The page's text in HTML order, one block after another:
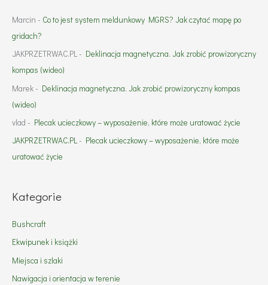
Marcin - Co to jest system meldunkowy MGRS? Jak czytać mapę po
gridach?
JAKPRZETRWAC.PL - Deklinacja magnetyczna. Jak zrobić prowizoryczny
kompas (wideo)
Marek - Deklinacja magnetyczna. Jak zrobić prowizoryczny kompas
(wideo)
vlad - Plecak ucieczkowy – wyposażenie, które może uratować życie
JAKPRZETRWAC.PL- Plecak ucieczkowy – wyposażenie, które może
uratować życie
Kategorie
Bushcraft
Ekwipunek i książki
Miejsca i szlaki
Nawigacja i orientacja w terenie